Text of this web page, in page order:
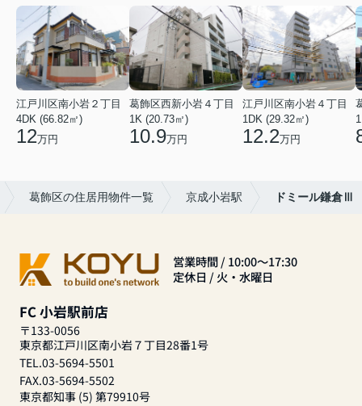
江戸川区南小岩２丁目
4DK (66.82㎡)
12万円
葛飾区西新小岩４丁目
1K (20.73㎡)
10.9万円
江戸川区南小岩４丁目
1DK (29.32㎡)
12.2万円
葛飾区の住居用物件一覧 京成小岩駅 ドミール鎌倉Ⅲ
営業時間 / 10:00～17:30
定休日 / 火・水曜日
FC 小岩駅前店
〒133-0056
東京都江戸川区南小岩７丁目28番1号
TEL.03-5694-5501
FAX.03-5694-5502
東京都知事 (5) 第79910号